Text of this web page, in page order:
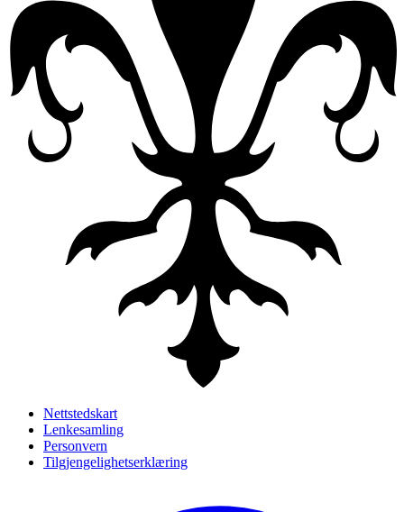
Nettstedskart
Lenkesamling
Personvern
Tilgjengelighetserklæring